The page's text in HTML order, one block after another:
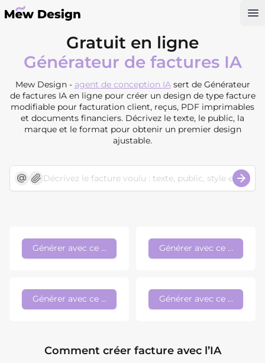
Gratuit en ligne
Générateur de factures IA
Mew Design - agent de conception IAsert de Générateur
de factures IA en ligne pour créer un design de type facture
modifiable pour facturation client, reçus, PDF imprimables
et documents financiers. Décrivez le texte, le public, la
marque et le format pour obtenir un premier design
ajustable.
Générer avec ce style Générer avec ce style
Générer avec ce style Générer avec ce style
Comment créer facture avec l’IA